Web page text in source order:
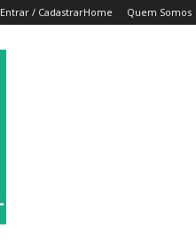
Entrar / CadastrarHome Quem Somos